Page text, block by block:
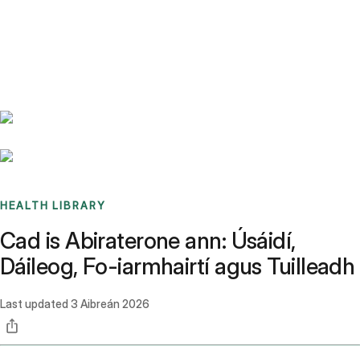
HEALTH LIBRARY
Cad is Abiraterone ann: Úsáidí,
Dáileog, Fo-iarmhairtí agus Tuilleadh
Last updated 3 Aibreán 2026